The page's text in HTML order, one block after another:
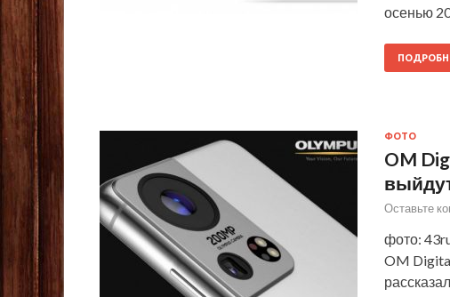
осенью
ФОТО
OM
Оставьте
фото:
OM